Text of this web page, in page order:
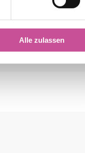
Alle zulassen
und Struktur
Die gewählte
bei unserem
anzusehen.